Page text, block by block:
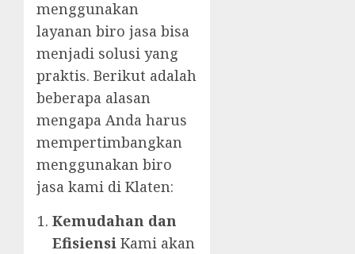
menggunakan
layanan biro jasa bisa
menjadi solusi yang
praktis. Berikut adalah
beberapa alasan
mengapa Anda harus
mempertimbangkan
menggunakan biro
jasa kami di Klaten:
Kemudahan dan
Efisiensi Kami akan